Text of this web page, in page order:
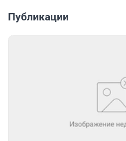
Публикации